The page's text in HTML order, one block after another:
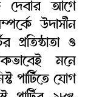
দেবার আগে
উদাসীন
প্রতিষ্ঠাতা ও
মনে
পার্টিতে যোগ